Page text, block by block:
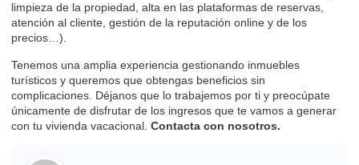
limpieza de la propiedad, alta en las plataformas de reservas,
atención al cliente, gestión de la reputación online y de los
precios…).
Tenemos una amplia experiencia gestionando inmuebles
turísticos y queremos que obtengas beneficios sin
complicaciones. Déjanos que lo trabajemos por ti y preocúpate
únicamente de disfrutar de los ingresos que te vamos a generar
con tu vivienda vacacional. Contacta con nosotros.